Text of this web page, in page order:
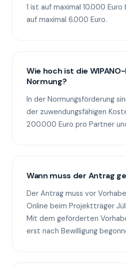
1 ist auf maximal 10.000
auf maximal 6.000 Euro.
Wie hoch ist die
Normung?
In der Normungsförderung
der zuwendungsfähigen
200.000 Euro pro Partner
Wann muss der Antrag
Der Antrag muss vor
Online beim Projektträger
Mit dem geförderten
erst nach Bewilligung